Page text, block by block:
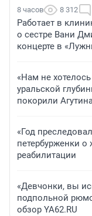
8 часов 8 312
Работает в
о сестре Вани
концерте в
«Нам не
уральской
покорили
«Год
петербурженки
реабилитации
«Девчонки, вы
подпольной
обзор YA62.RU